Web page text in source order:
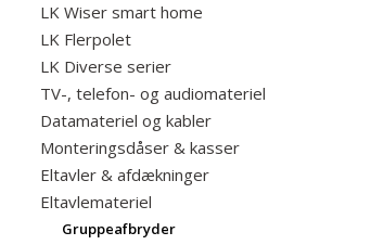
LK Wiser smart home
LK Flerpolet
LK Diverse serier
TV-, telefon- og audiomateriel
Datamateriel og kabler
Monteringsdåser & kasser
Eltavler & afdækninger
Eltavlemateriel
Gruppeafbryder